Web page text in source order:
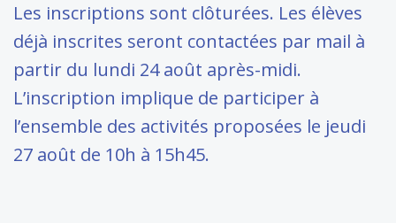
Les inscriptions sont clôturées. Les élèves
déjà inscrites seront contactées par mail à
partir du lundi 24 août après-midi.
L’inscription implique de participer à
l’ensemble des activités proposées le jeudi
27 août de 10h à 15h45.